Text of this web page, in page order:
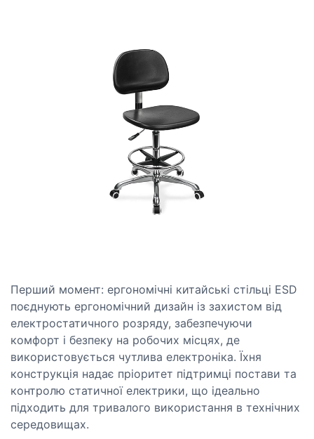
Перший момент: ергономічні китайські стільці ESD
поєднують ергономічний дизайн із захистом від
електростатичного розряду, забезпечуючи
комфорт і безпеку на робочих місцях, де
використовується чутлива електроніка. Їхня
конструкція надає пріоритет підтримці постави та
контролю статичної електрики, що ідеально
підходить для тривалого використання в технічних
середовищах.